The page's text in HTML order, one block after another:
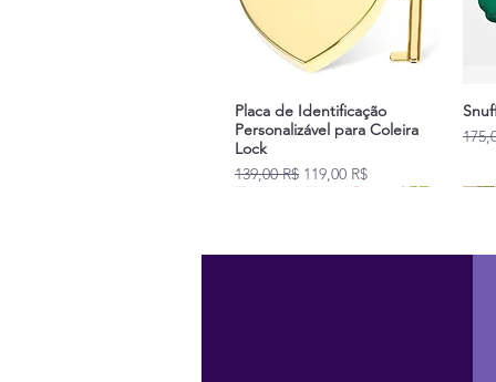
Placa de Identificação
Personalizável para Coleira
Lock
Prix original
139,00 R$ Prix promotionnel
119,00 R$
Prix